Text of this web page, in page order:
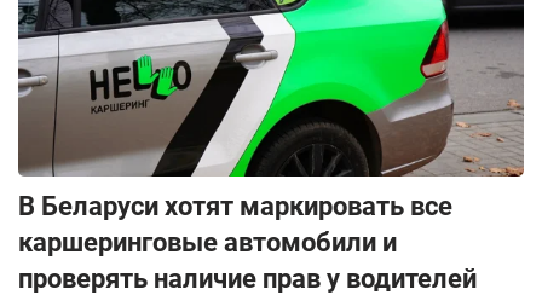
В Беларуси хотят маркировать все
каршеринговые автомобили и
проверять наличие прав у водителей